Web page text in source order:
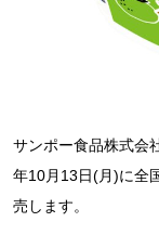
サンポー食品株式会
年10月13日(月)に全
売します。